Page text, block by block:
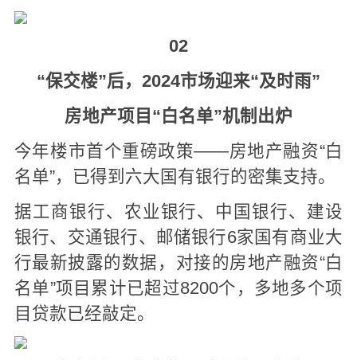
02
“保交楼”后，2024市场迎来“及时雨”
房地产项目“白名单”机制出炉
今年楼市首个重磅政策——房地产融资“白
名单”，已得到六大国有银行的密集支持。
据工商银行、农业银行、中国银行、建设
银行、交通银行、邮储银行6家国有商业大
行最新披露的数据，对接的房地产融资“白
名单”项目累计已超过8200个，多地多个项
目贷款已经敲定。